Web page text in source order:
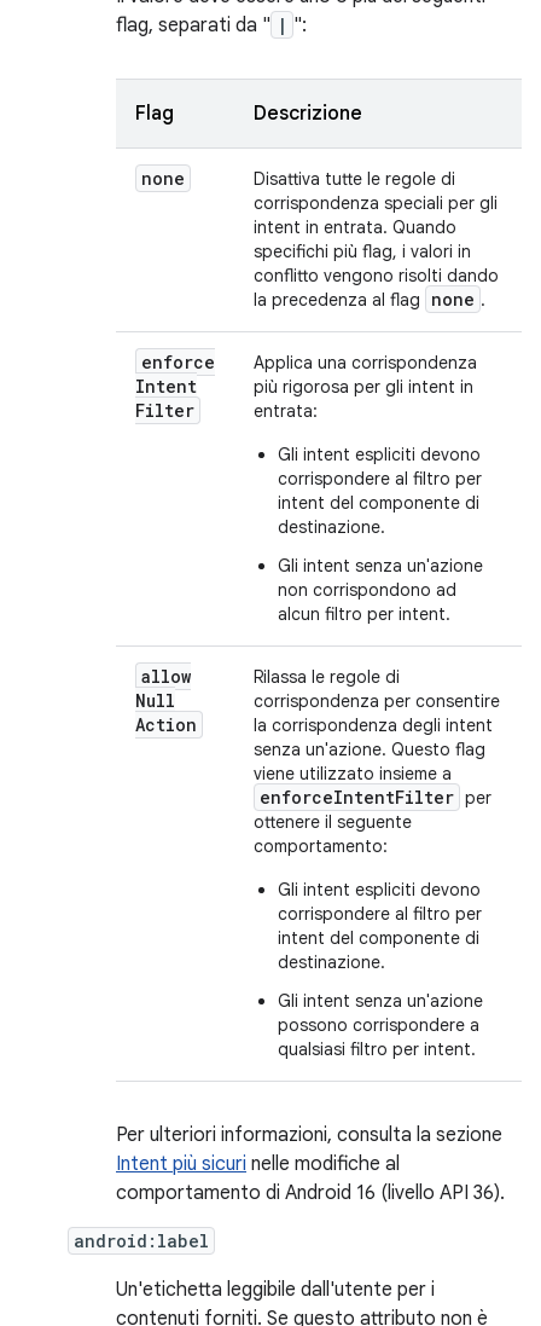
flag, separati da " | ":
Flag Descrizione
none
Disattiva tutte le regole di
corrispondenza speciali per gli
intent in entrata. Quando
specifichi più flag, i valori in
conflitto vengono risolti dando
la precedenza al flag
none .
enforce
Intent
Filter
Applica una corrispondenza
più rigorosa per gli intent in
entrata:
Gli intent espliciti devono
corrispondere al filtro per
intent del componente di
destinazione.
Gli intent senza un'azione
non corrispondono ad
alcun filtro per intent.
allow
Null
Action
Rilassa le regole di
corrispondenza per consentire
la corrispondenza degli intent
senza un'azione. Questo flag
viene utilizzato insieme a
enforceIntentFilter per
ottenere il seguente
comportamento:
Gli intent espliciti devono
corrispondere al filtro per
intent del componente di
destinazione.
Gli intent senza un'azione
possono corrispondere a
qualsiasi filtro per intent.
Per ulteriori informazioni, consulta la sezione
Intent più sicuri nelle modifiche al
comportamento di Android 16 (livello API 36).
android:label
Un'etichetta leggibile dall'utente per i
contenuti forniti. Se questo attributo non è